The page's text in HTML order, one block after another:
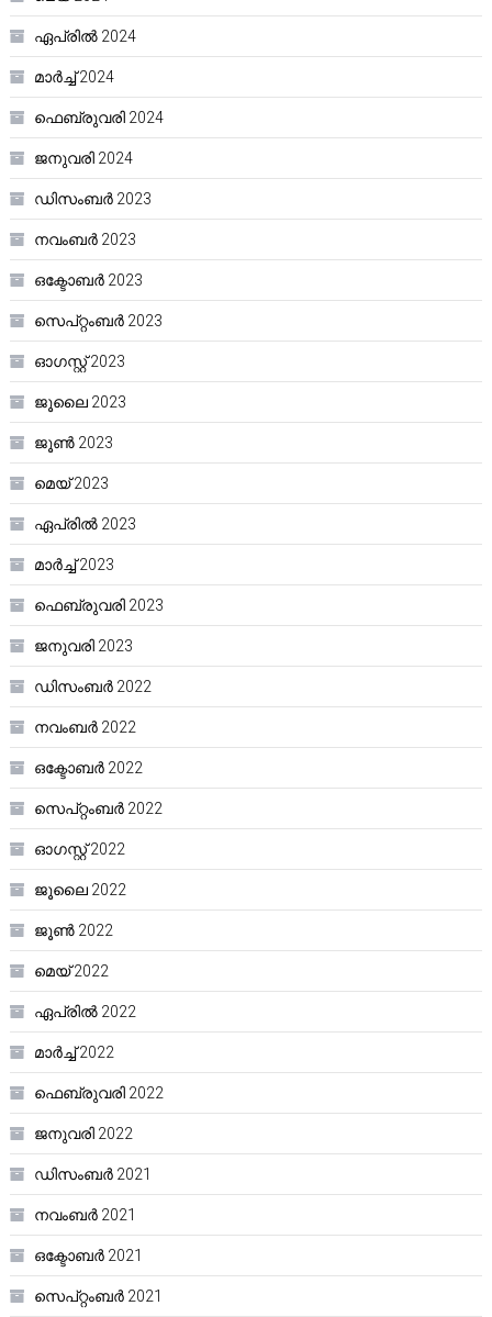
ഏപ്രിൽ 2024
മാർച്ച്‌ 2024
ഫെബ്രുവരി 2024
ജനുവരി 2024
ഡിസംബർ 2023
നവംബർ 2023
ഒക്ടോബർ 2023
സെപ്റ്റംബർ 2023
ഓഗസ്റ്റ്‌ 2023
ജൂലൈ 2023
ജൂൺ 2023
മെയ്‌ 2023
ഏപ്രിൽ 2023
മാർച്ച്‌ 2023
ഫെബ്രുവരി 2023
ജനുവരി 2023
ഡിസംബർ 2022
നവംബർ 2022
ഒക്ടോബർ 2022
സെപ്റ്റംബർ 2022
ഓഗസ്റ്റ്‌ 2022
ജൂലൈ 2022
ജൂൺ 2022
മെയ്‌ 2022
ഏപ്രിൽ 2022
മാർച്ച്‌ 2022
ഫെബ്രുവരി 2022
ജനുവരി 2022
ഡിസംബർ 2021
നവംബർ 2021
ഒക്ടോബർ 2021
സെപ്റ്റംബർ 2021